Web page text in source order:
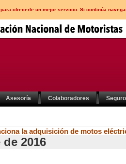
ofrecerle un mejor servicio. Si continúa
Asesoría Colaboradores
la adquisición de motos
2016